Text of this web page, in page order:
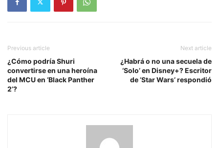
Previous article
¿Cómo podría Shuri
convertirse en una heroína
del MCU en ‘Black Panther
2’?
Next article
¿Habrá o no una secuela de
‘Solo’ en Disney+? Escritor
de ‘Star Wars’ respondió